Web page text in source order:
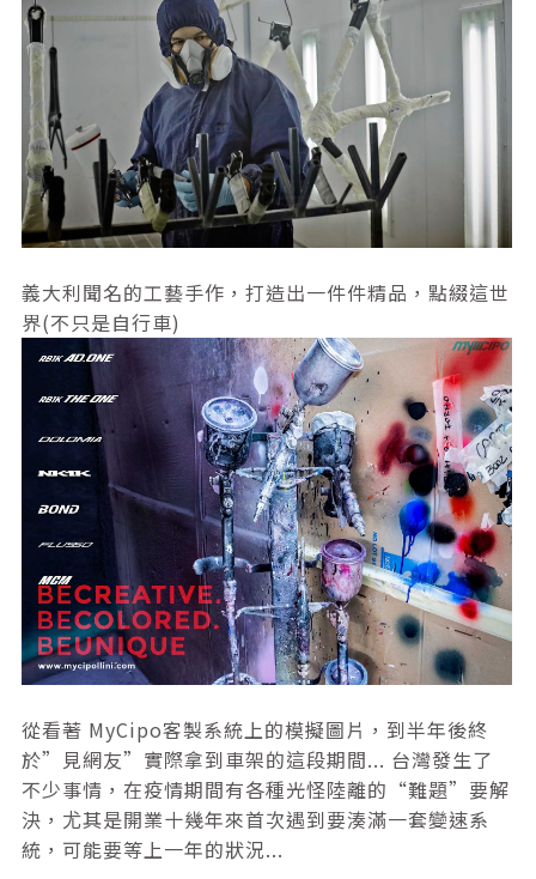
義大利聞名的工藝手作，打造出一件件精品，點綴這世
界(不只是自行車)
從看著 MyCipo客製系統上的模擬圖片，到半年後終
於”見網友”實際拿到車架的這段期間... 台灣發生了
不少事情，在疫情期間有各種光怪陸離的“難題”要解
決，尤其是開業十幾年來首次遇到要湊滿一套變速系
統，可能要等上一年的狀況...